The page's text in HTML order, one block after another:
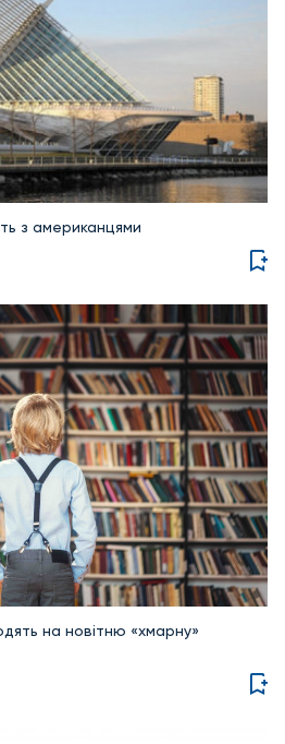
з американцями
на новітню «хмарну»